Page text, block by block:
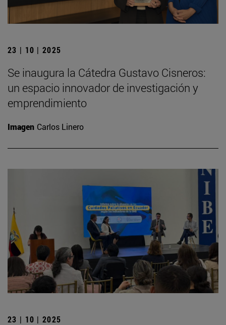
23 | 10 | 2025
Se inaugura la Cátedra Gustavo Cisneros:
un espacio innovador de investigación y
emprendimiento
Imagen Carlos Linero
23 | 10 | 2025